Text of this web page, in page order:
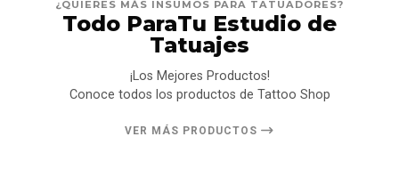
¿QUIERES MÁS INSUMOS PARA TATUADORES?
Todo ParaTu Estudio de
Tatuajes
¡Los Mejores Productos!
Conoce todos los productos de Tattoo Shop
VER MÁS PRODUCTOS